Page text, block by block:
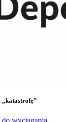
„katastrofę”
do wyciągania